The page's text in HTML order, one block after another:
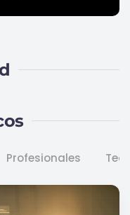
Profesionales